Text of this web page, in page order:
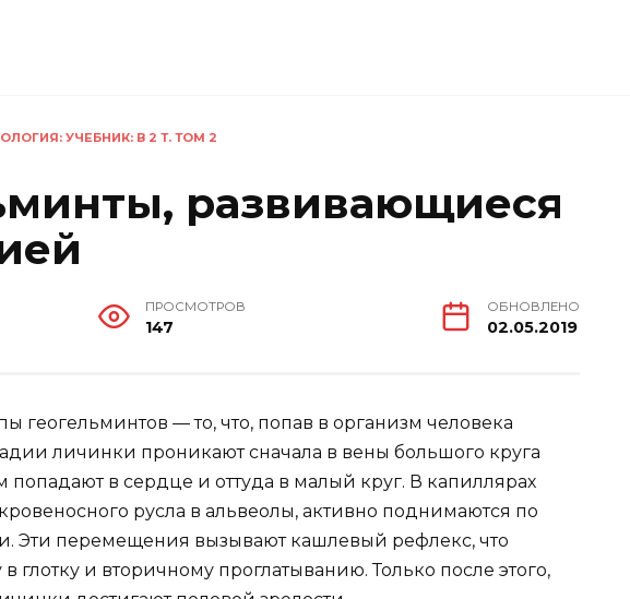
УЧЕБНИК: В 2 Т. ТОМ 2
развивающиеся
ПРОСМОТРОВ
147
ОБНОВЛЕНО
02.05.2019
геогельминтов — то, что, попав в организм человека
личинки проникают сначала в вены большого круга
попадают в сердце и оттуда в малый круг. В капиллярах
русла в альвеолы, активно поднимаются по
Эти перемещения вызывают кашлевый рефлекс, что
в глотку и вторичному проглатыванию. Только после этого,